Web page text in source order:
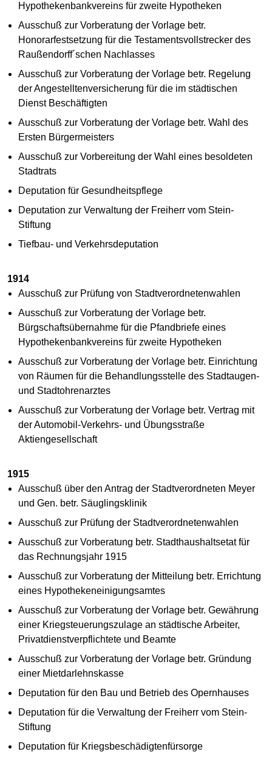
Hypothekenbankvereins für zweite Hypotheken
Ausschuß zur Vorberatung der Vorlage betr.
Honorarfestsetzung für die Testamentsvollstrecker des
Raußendorff´schen Nachlasses
Ausschuß zur Vorberatung der Vorlage betr. Regelung
der Angestelltenversicherung für die im städtischen
Dienst Beschäftigten
Ausschuß zur Vorberatung der Vorlage betr. Wahl des
Ersten Bürgermeisters
Ausschuß zur Vorbereitung der Wahl eines besoldeten
Stadtrats
Deputation für Gesundheitspflege
Deputation zur Verwaltung der Freiherr vom Stein-
Stiftung
Tiefbau- und Verkehrsdeputation
1914
Ausschuß zur Prüfung von Stadtverordnetenwahlen
Ausschuß zur Vorberatung der Vorlage betr.
Bürgschaftsübernahme für die Pfandbriefe eines
Hypothekenbankvereins für zweite Hypotheken
Ausschuß zur Vorberatung der Vorlage betr. Einrichtung
von Räumen für die Behandlungsstelle des Stadtaugen-
und Stadtohrenarztes
Ausschuß zur Vorberatung der Vorlage betr. Vertrag mit
der Automobil-Verkehrs- und Übungsstraße
Aktiengesellschaft
1915
Ausschuß über den Antrag der Stadtverordneten Meyer
und Gen. betr. Säuglingsklinik
Ausschuß zur Prüfung der Stadtverordnetenwahlen
Ausschuß zur Vorberatung betr. Stadthaushaltsetat für
das Rechnungsjahr 1915
Ausschuß zur Vorberatung der Mitteilung betr. Errichtung
eines Hypothekeneinigungsamtes
Ausschuß zur Vorberatung der Vorlage betr. Gewährung
einer Kriegsteuerungszulage an städtische Arbeiter,
Privatdienstverpflichtete und Beamte
Ausschuß zur Vorberatung der Vorlage betr. Gründung
einer Mietdarlehnskasse
Deputation für den Bau und Betrieb des Opernhauses
Deputation für die Verwaltung der Freiherr vom Stein-
Stiftung
Deputation für Kriegsbeschädigtenfürsorge